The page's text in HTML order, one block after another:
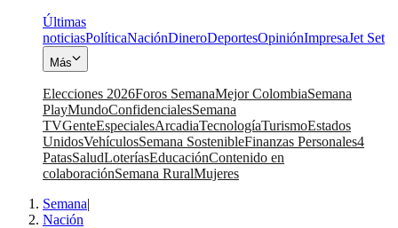
Últimas
noticiasPolíticaNaciónDineroDeportesOpiniónImpresaJet Set
Más
Elecciones 2026Foros SemanaMejor ColombiaSemana
PlayMundoConfidencialesSemana
TVGenteEspecialesArcadiaTecnologíaTurismoEstados
UnidosVehículosSemana SostenibleFinanzas Personales4
PatasSaludLoteríasEducaciónContenido en
colaboraciónSemana RuralMujeres
Semana|
Nación